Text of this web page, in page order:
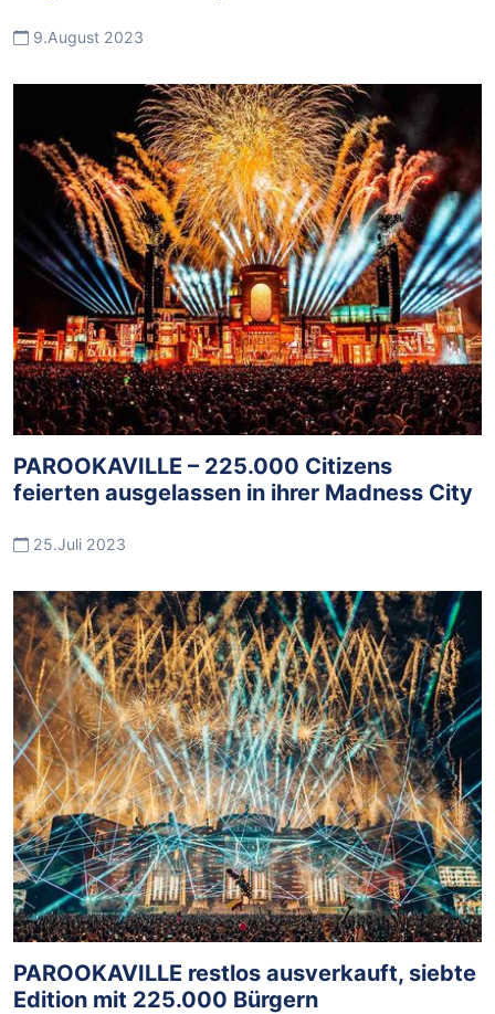
9.August 2023
PAROOKAVILLE – 225.000 Citizens
feierten ausgelassen in ihrer Madness City
25.Juli 2023
PAROOKAVILLE restlos ausverkauft, siebte
Edition mit 225.000 Bürgern